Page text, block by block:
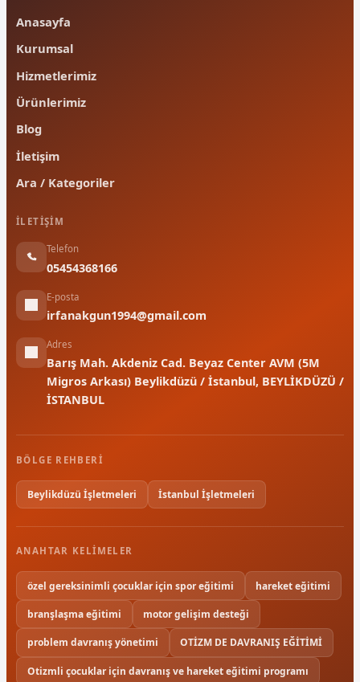
Anasayfa
Kurumsal
Hizmetlerimiz
Ürünlerimiz
Blog
İletişim
Ara / Kategoriler
İLETIŞIM
Telefon
05454368166
E-posta
irfanakgun1994@gmail.com
Adres
Barış Mah. Akdeniz Cad. Beyaz Center AVM (5M
Migros Arkası) Beylikdüzü / İstanbul, BEYLİKDÜZÜ /
İSTANBUL
BÖLGE REHBERI
Beylikdüzü İşletmeleri İstanbul İşletmeleri
ANAHTAR KELIMELER
özel gereksinimli çocuklar için spor eğitimi hareket eğitimi
branşlaşma eğitimi motor gelişim desteği
problem davranış yönetimi OTİZM DE DAVRANIŞ EĞİTİMİ
Otizmli çocuklar için davranış ve hareket eğitimi programı